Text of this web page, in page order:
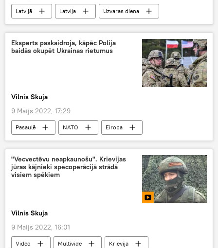
Latvijā Latvija
Uzvaras diena
Uzvaras piemineklis
Eksperts paskaidroja, kāpēc Polija
baidās okupēt Ukrainas rietumus
Vilnis Skuja
9 Maijs 2022, 17:29
Pasaulē NATO
Eiropa
Polija
Ukraina
Krievija
bruņotie spēki
aizsardzība
"Vecvectēvu neapkaunošu". Krievijas
jūras kājnieki specoperācijā strādā
visiem spēkiem
Vilnis Skuja
9 Maijs 2022, 16:01
Video Multivide
Krievija